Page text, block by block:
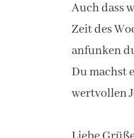
Auch dass
Zeit des
anfunken
Du machst
wertvollen